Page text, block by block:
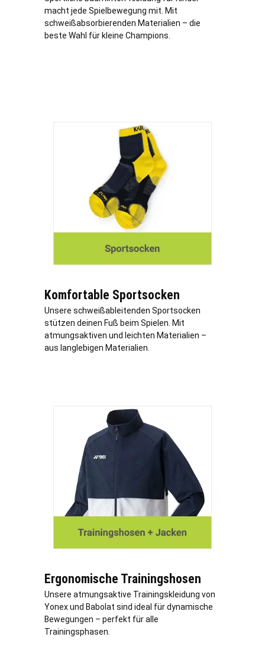
macht jede Spielbewegung mit. Mit
schweißabsorbierenden Materialien – die
beste Wahl für kleine Champions.
Komfortable Sportsocken
Unsere schweißableitenden Sportsocken
stützen deinen Fuß beim Spielen. Mit
atmungsaktiven und leichten Materialien –
aus langlebigen Materialien.
Ergonomische Trainingshosen
Unsere atmungsaktive Trainingskleidung von
Yonex und Babolat sind ideal für dynamische
Bewegungen – perfekt für alle
Trainingsphasen.